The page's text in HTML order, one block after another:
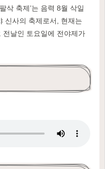
삭 축제’는 음력 8월 삭일
신사의 축제로서, 현재는
날인 토요일에 전야제가